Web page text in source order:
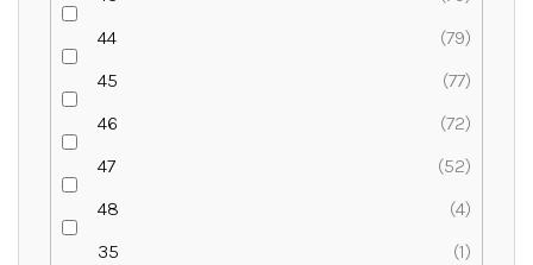
44
79
45
77
46
72
47
52
48
4
35
1